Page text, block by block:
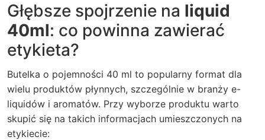
Głębsze spojrzenie na liquid
40ml: co powinna zawierać
etykieta?
Butelka o pojemności 40 ml to popularny format dla
wielu produktów płynnych, szczególnie w branży e-
liquidów i aromatów. Przy wyborze produktu warto
skupić się na takich informacjach umieszczonych na
etykiecie: